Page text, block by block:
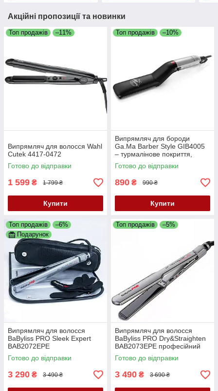
Акційні пропозиції та новинки
Топ продажів –11%
Випрямляч для волосся Wahl
Cutek 4417-0472
Готово до відправки
1 599 ₴ 1 799 ₴
Купити
Топ продажів –10%
Випрямляч для бороди
Ga.Ma Barber Style GIB4005
– турмалінове покриття,
температура 165°C, знімний
гребінь, швидкий нагрів
Готово до відправки
890 ₴ 990 ₴
Купити
Топ продажів
–6%
Подарунок
Випрямляч для волосся
BaByliss PRO Sleek Expert
BAB2072EPE
Готово до відправки
3 290 ₴ 3 490 ₴
Топ продажів –5%
Випрямляч для волосся
BaByliss PRO Dry&Straighten
BAB2073EPE професійний
стайлер для волосся з
технологією EP 5.0,38 мм
Готово до відправки
3 490 ₴ 3 690 ₴